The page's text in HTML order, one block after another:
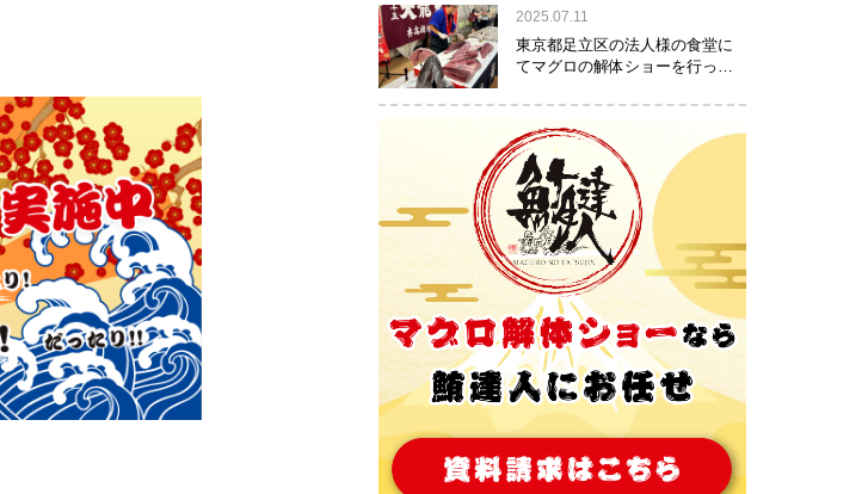
2025.07.11
東京都足立区の法人様の食堂に
てマグロの解体ショーを行って